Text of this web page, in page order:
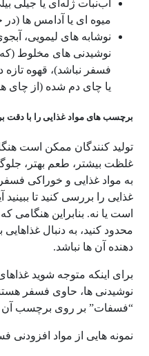
آب‌نبات ژله‌ای یا جیلی
میوه ای یا آدامس ها
نوشابه های لیمویی،
نوشیدنی های مخلوط
فسفر نباشد)، قهوه تازه
یا چای دم شده (از چای
برچسب های مواد غذایی را با دقت
تولید کنندگان ممکن است
غلظت بیشتر، طعم بهتر،
به مواد غذایی و خوراکی
غذایی را بررسی کنید تا
است یا نه. بنابراین
محدود کنید، به دنبال
دهنده آن ها نباشد.
برای اینکه متوجه شوید
نوشیدنی ها، حاوی فسفر
“فسفات” بر روی برچسب آن
نمونه هایی از مواد افزودنی